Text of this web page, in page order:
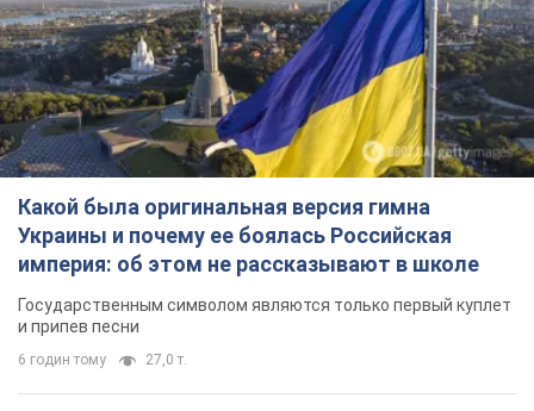
Какой была оригинальная версия гимна
Украины и почему ее боялась Российская
империя: об этом не рассказывают в школе
Государственным символом являются только первый куплет
и припев песни
6 годин тому 27,0 т.